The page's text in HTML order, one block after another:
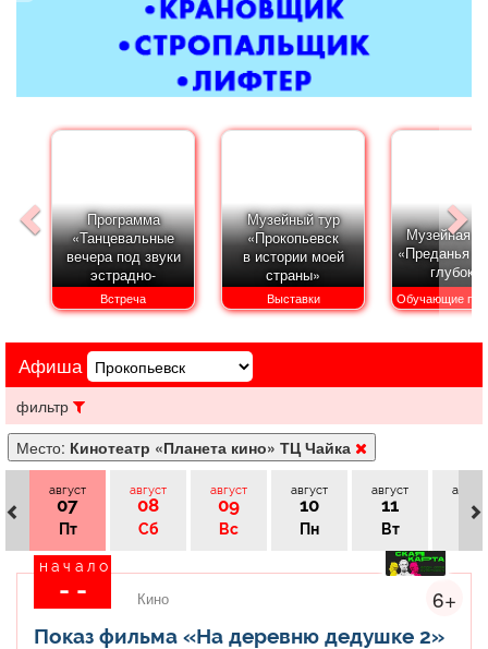
Транспорт Компании
Поздравления
ТВ программа
Программа
«Танцевальные
вечера под звуки
эстрадно-
джазового
оркестра»
Встреча
Музейный тур
«Прокопьевск
в истории моей
страны»
Выставки
Музейная
«Преданья
Обучающие
Афиша
фильтр
Место: Кинотеатр «Планета кино» ТЦ Чайка
август
07
Пт
август
08
Сб
август
09
Вс
август
10
Пн
август
11
Вт
август
12
6+
начало
- - Кино
Показ фильма «На деревню дедушке 2»